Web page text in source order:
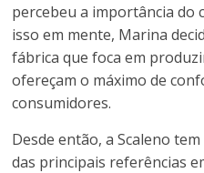
percebeu a importância do
isso em mente, Marina
fábrica que foca em
ofereçam o máximo de
consumidores.
Desde então, a Scaleno
das principais referências